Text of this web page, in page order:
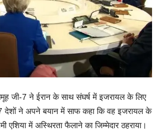
जी-7 ने ईरान के साथ संघर्ष में इजरायल के लिए
देशों ने अपने बयान में साफ कहा कि वह इजरायल के
एशिया में अस्थिरता फैलाने का जिम्मेदार ठहराया।